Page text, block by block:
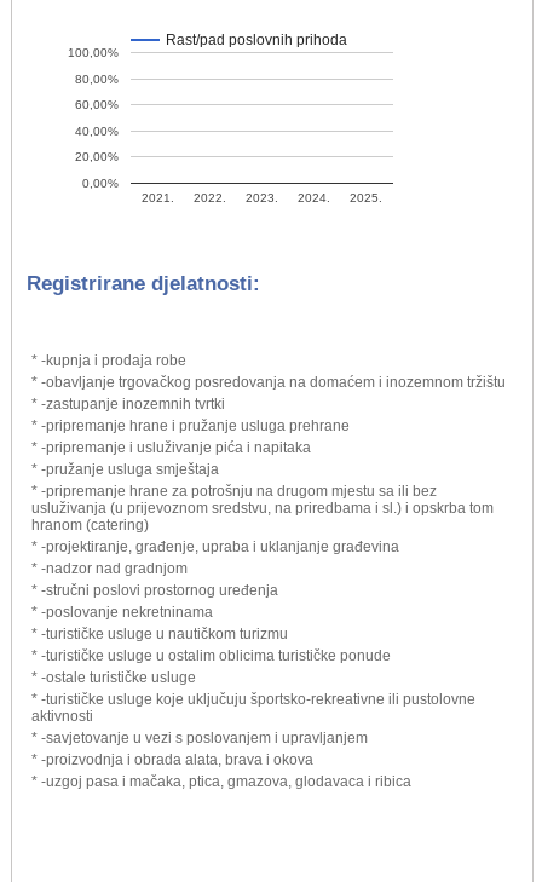
Rast/pad poslovnih prihoda
2021. 2022. 2023. 2024. 2025.
0,00%
20,00%
40,00%
60,00%
80,00%
100,00%
Registrirane djelatnosti:
* -kupnja i prodaja robe
* -obavljanje trgovačkog posredovanja na domaćem i inozemnom tržištu
* -zastupanje inozemnih tvrtki
* -pripremanje hrane i pružanje usluga prehrane
* -pripremanje i usluživanje pića i napitaka
* -pružanje usluga smještaja
* -pripremanje hrane za potrošnju na drugom mjestu sa ili bez
usluživanja (u prijevoznom sredstvu, na priredbama i sl.) i opskrba tom
hranom (catering)
* -projektiranje, građenje, upraba i uklanjanje građevina
* -nadzor nad gradnjom
* -stručni poslovi prostornog uređenja
* -poslovanje nekretninama
* -turističke usluge u nautičkom turizmu
* -turističke usluge u ostalim oblicima turističke ponude
* -ostale turističke usluge
* -turističke usluge koje uključuju športsko-rekreativne ili pustolovne
aktivnosti
* -savjetovanje u vezi s poslovanjem i upravljanjem
* -proizvodnja i obrada alata, brava i okova
* -uzgoj pasa i mačaka, ptica, gmazova, glodavaca i ribica